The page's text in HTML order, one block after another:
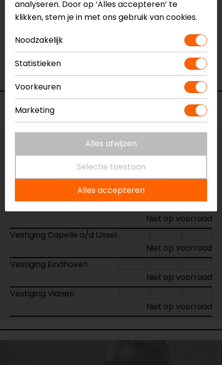
Specificaties
Naam
Regenhoes PRO City tanktas
1874999
Merk
SW-Motech
Kleur
Zwart
Voorraad
Vestiging Apeldoorn
Niet op voorraad
Vestiging Capelle a/d IJssel
Niet op voorraad
Vestiging Eindhoven
Niet op voorraad
Vestiging Vianen
Niet op voorraad
analyseren. Door op ‘Alles accepteren’ te
klikken, stem je in met ons gebruik van cookies.
Noodzakelijk
Statistieken
Voorkeuren
Marketing
Alles afwijzen
Selectie toestaan
Alles accepteren